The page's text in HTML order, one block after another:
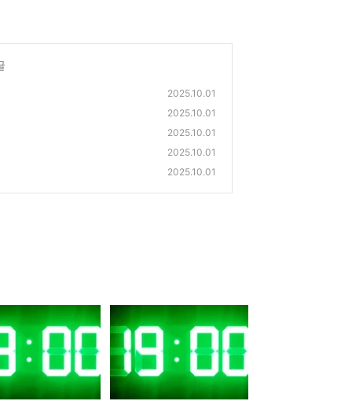
2025.10.01
2025.10.01
2025.10.01
2025.10.01
2025.10.01